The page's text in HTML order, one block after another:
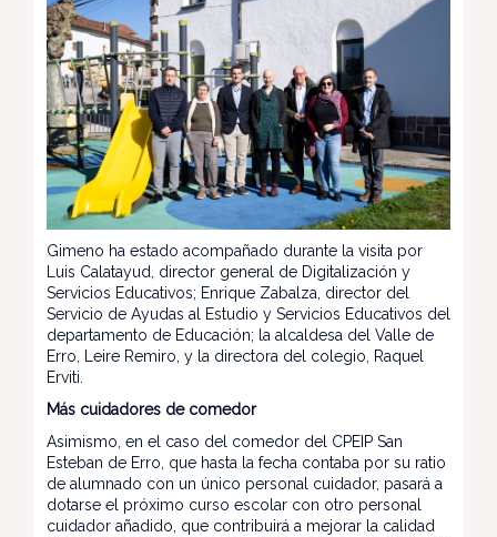
Gimeno ha estado acompañado durante la visita por
Luis Calatayud, director general de Digitalización y
Servicios Educativos; Enrique Zabalza, director del
Servicio de Ayudas al Estudio y Servicios Educativos del
departamento de Educación; la alcaldesa del Valle de
Erro, Leire Remiro, y la directora del colegio, Raquel
Erviti.
Más cuidadores de comedor
Asimismo, en el caso del comedor del CPEIP San
Esteban de Erro, que hasta la fecha contaba por su ratio
de alumnado con un único personal cuidador, pasará a
dotarse el próximo curso escolar con otro personal
cuidador añadido, que contribuirá a mejorar la calidad